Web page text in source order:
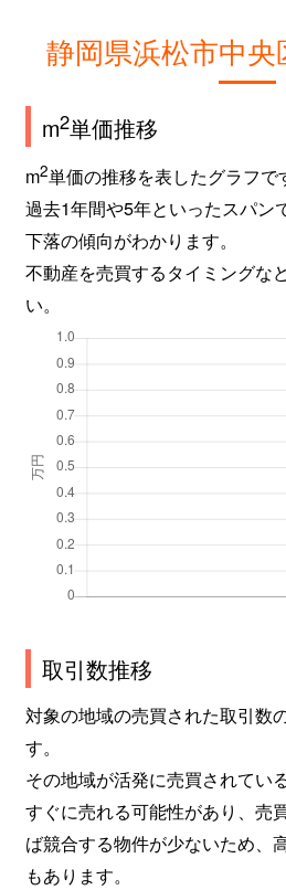
静岡県浜松市中
m2単価推移
m2単価の推移を表したグラフで
過去1年間や5年といったスパン
下落の傾向がわかります。
不動産を売買するタイミングな
い。
取引数推移
対象の地域の売買された取引数
す。
その地域が活発に売買されてい
すぐに売れる可能性があり、売
ば競合する物件が少ないため、
もあります。